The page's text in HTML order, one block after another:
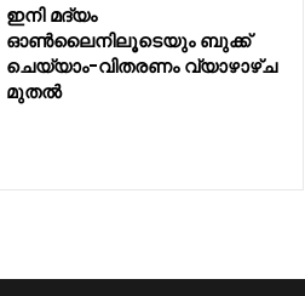
ഇനി മദ്യം
ഓൺലൈനിലൂടെയും ബുക്ക്
ചെയ്യാം-വിതരണം വ്യാഴാഴ്ച
മുതൽ